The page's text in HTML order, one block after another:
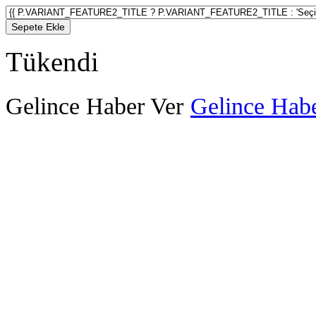
Sepete Ekle
Tükendi
Gelince Haber Ver Gelince